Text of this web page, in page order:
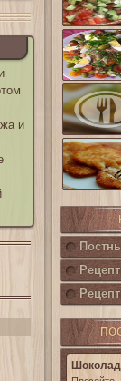
и
(Салат
салат